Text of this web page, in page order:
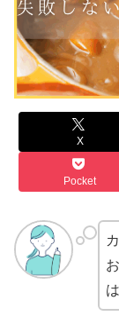
X
Pocket